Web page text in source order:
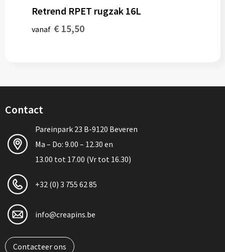
Retrend RPET rugzak 16L
vanaf € 15,50
Contact
Pareinpark 23 B-9120 Beveren
Ma – Do: 9.00 – 12.30 en
13.00 tot 17.00 (Vr tot 16.30)
+32 (0) 3 755 62 85
info@creapins.be
Contacteer ons